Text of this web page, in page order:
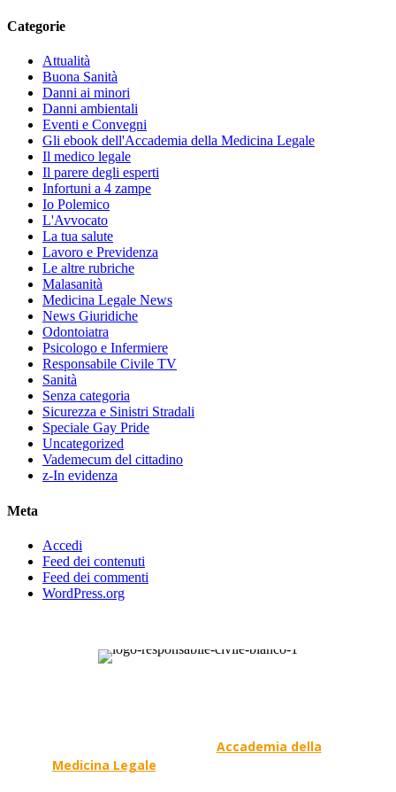
Categorie
Attualità
Buona Sanità
Danni ai minori
Danni ambientali
Eventi e Convegni
Gli ebook dell'Accademia della Medicina Legale
Il medico legale
Il parere degli esperti
Infortuni a 4 zampe
Io Polemico
L'Avvocato
La tua salute
Lavoro e Previdenza
Le altre rubriche
Malasanità
Medicina Legale News
News Giuridiche
Odontoiatra
Psicologo e Infermiere
Responsabile Civile TV
Sanità
Senza categoria
Sicurezza e Sinistri Stradali
Speciale Gay Pride
Uncategorized
Vademecum del cittadino
z-In evidenza
Meta
Accedi
Feed dei contenuti
Feed dei commenti
WordPress.org
Accademia della
Medicina Legale